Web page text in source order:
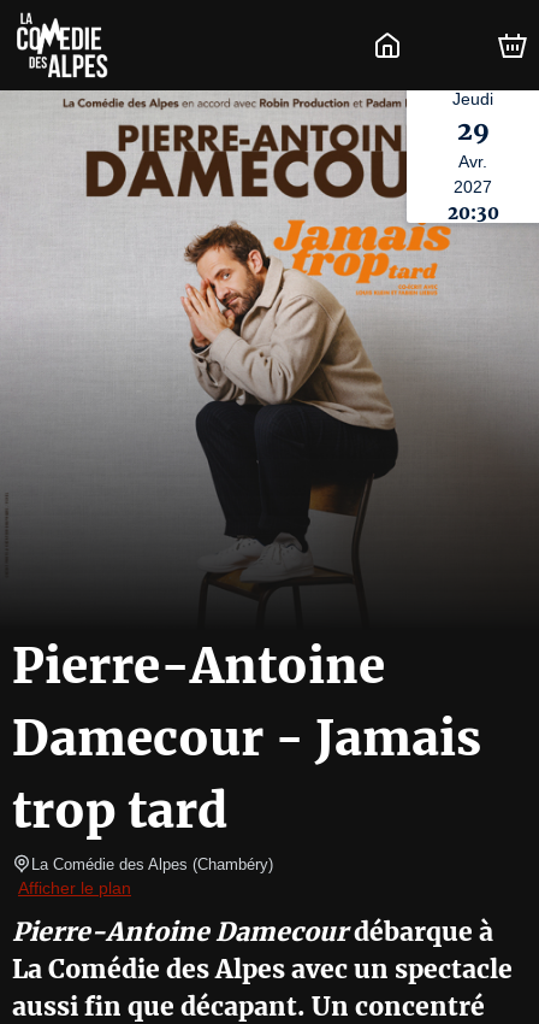
Jeudi
29
Avr.
2027
20:30
Pierre-Antoine
Damecour - Jamais
trop tard
La Comédie des Alpes (Chambéry)
Afficher le plan
Pierre-Antoine Damecourdébarque à
La Comédie des Alpes avec un spectacle
aussi fin que décapant. Un concentré